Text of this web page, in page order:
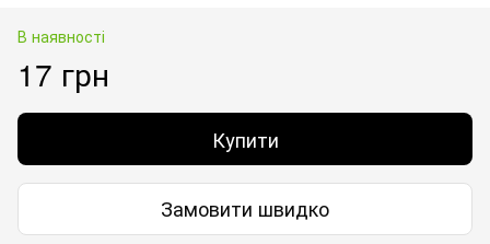
В наявності
17 грн
Купити
Замовити швидко